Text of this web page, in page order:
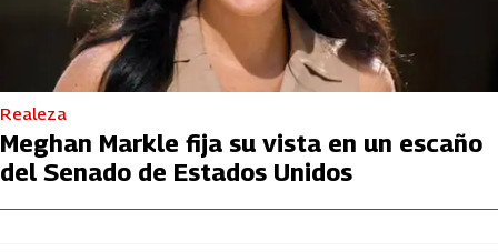
Realeza
Meghan Markle fija su vista en un escaño
del Senado de Estados Unidos